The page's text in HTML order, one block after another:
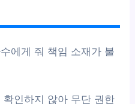
에게 줘 책임 소재가 불
인하지 않아 무단 권한